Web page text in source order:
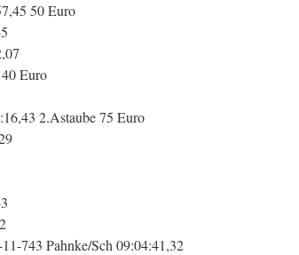
50 Euro
Euro
2.Astaube 75 Euro
743 Pahnke/Sch 09:04:41,32